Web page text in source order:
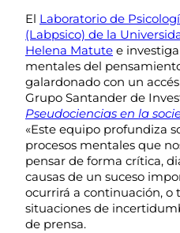
El Laboratorio de
(Labpsico) de la
Helena Matute e
mentales del
galardonado con un
Grupo Santander de
Pseudociencias en la
«Este equipo profundiza
procesos mentales que
pensar de forma crítica,
causas de un suceso
ocurrirá a continuación, o
situaciones de
de prensa.